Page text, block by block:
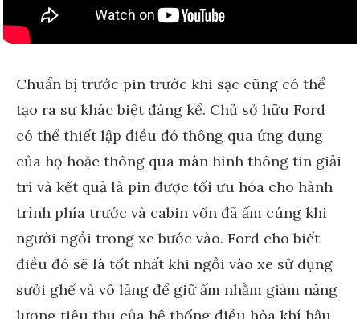
Chuẩn bị trước pin trước khi sạc cũng có thể
tạo ra sự khác biệt đáng kể. Chủ sở hữu Ford
có thể thiết lập điều đó thông qua ứng dụng
của họ hoặc thông qua màn hình thông tin giải
trí và kết quả là pin được tối ưu hóa cho hành
trình phía trước và cabin vốn đã ấm cúng khi
người ngồi trong xe bước vào. Ford cho biết
điều đó sẽ là tốt nhất khi ngồi vào xe sử dụng
sưởi ghế và vô lăng để giữ ấm nhằm giảm năng
lượng tiêu thụ của hệ thống điều hòa khí hậu.